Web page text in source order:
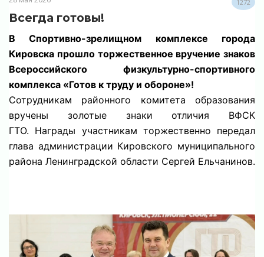
1272
Всегда готовы!
В Спортивно-зрелищном комплексе города
Кировска прошло торжественное вручение знаков
Всероссийского физкультурно-спортивного
комплекса «Готов к труду и обороне»!⁣⁣⠀
Сотрудникам районного комитета образования
вручены золотые знаки отличия ВФСК
ГТО. Награды участникам торжественно передал
глава администрации Кировского муниципального
района Ленинградской области Сергей Ельчанинов.